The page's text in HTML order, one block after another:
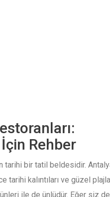
Rehber
tarihi bir tatil beldesidir.
tarihi kalıntıları ve güzel
ile de ünlüdür. Eğer siz de